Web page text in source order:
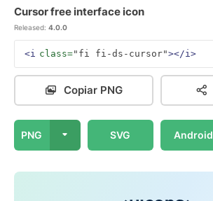
Cursor free interface icon
Released: 4.0.0
<i class="fi fi-ds-cursor"></i>
Copiar PNG
PNG SVG Android